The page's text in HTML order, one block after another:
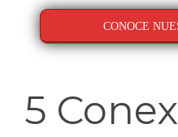
CONOCE
5